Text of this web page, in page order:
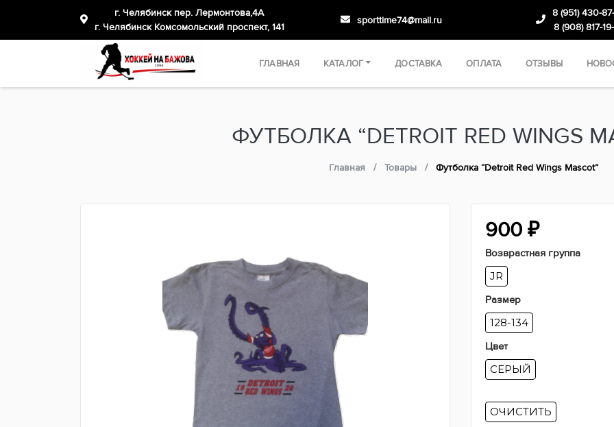
г. Челябинск пер. Лермонтова,4А
​г. Челябинск Комсомольский проспект, 141
sporttime74@mail.ru
8 (951) 430-
8 (908) 817-
ГЛАВНАЯ КАТАЛОГ ДОСТАВКА ОПЛАТА ОТЗЫВЫ
ФУТБОЛКА “DETROIT RED WINGS
Главная Товары Футболка “Detroit Red Wings Mascot”
900 ₽
Возврастная группа
JR
Размер
128-134
Цвет
СЕРЫЙ
ОЧИСТИТЬ